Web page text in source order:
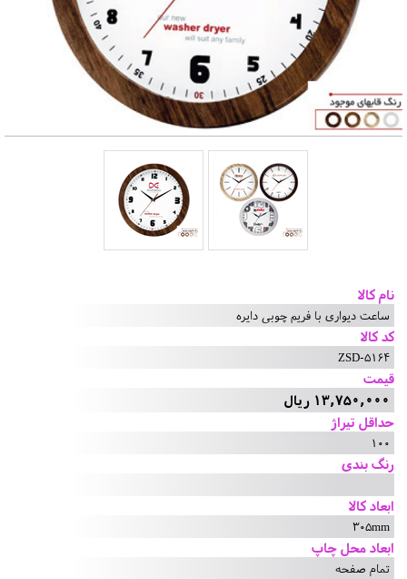
نام کالا
ساعت دیواری با فریم چوبی دایره
کد کالا
ZSD-5164
قیمت
13,750,000 ریال
حداقل تیراژ
100
رنگ بندی
ابعاد کالا
305mm
ابعاد محل چاپ
تمام صفحه